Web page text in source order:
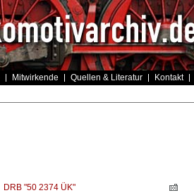
Mitwirkende Quellen & Literatur Kontakt
DRB "50 2374 ÜK"